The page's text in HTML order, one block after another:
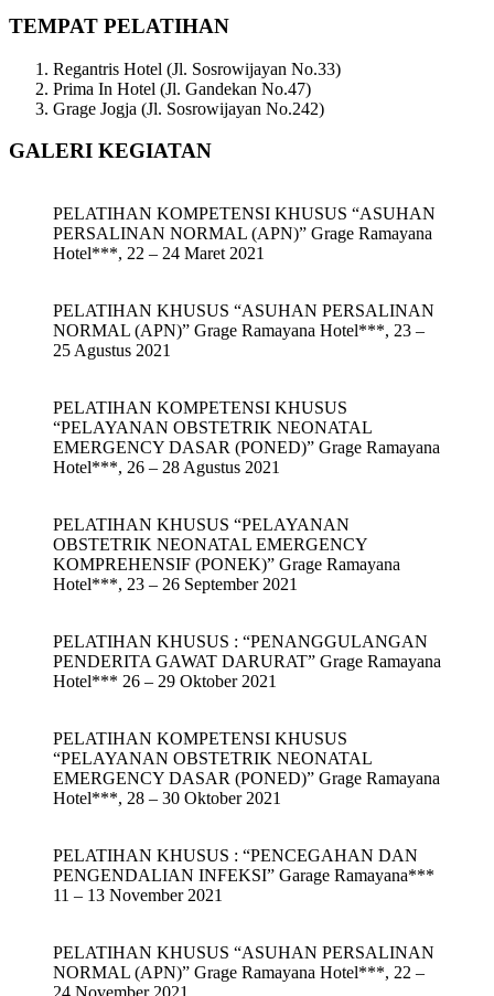
TEMPAT PELATIHAN
Regantris Hotel (Jl. Sosrowijayan No.33)
Prima In Hotel (Jl. Gandekan No.47)
Grage Jogja (Jl. Sosrowijayan No.242)
GALERI KEGIATAN
PELATIHAN KOMPETENSI KHUSUS “ASUHAN
PERSALINAN NORMAL (APN)” Grage Ramayana
Hotel***, 22 – 24 Maret 2021
PELATIHAN KHUSUS “ASUHAN PERSALINAN
NORMAL (APN)” Grage Ramayana Hotel***, 23 –
25 Agustus 2021
PELATIHAN KOMPETENSI KHUSUS
“PELAYANAN OBSTETRIK NEONATAL
EMERGENCY DASAR (PONED)” Grage Ramayana
Hotel***, 26 – 28 Agustus 2021
PELATIHAN KHUSUS “PELAYANAN
OBSTETRIK NEONATAL EMERGENCY
KOMPREHENSIF (PONEK)” Grage Ramayana
Hotel***, 23 – 26 September 2021
PELATIHAN KHUSUS : “PENANGGULANGAN
PENDERITA GAWAT DARURAT” Grage Ramayana
Hotel*** 26 – 29 Oktober 2021
PELATIHAN KOMPETENSI KHUSUS
“PELAYANAN OBSTETRIK NEONATAL
EMERGENCY DASAR (PONED)” Grage Ramayana
Hotel***, 28 – 30 Oktober 2021
PELATIHAN KHUSUS : “PENCEGAHAN DAN
PENGENDALIAN INFEKSI” Garage Ramayana***
11 – 13 November 2021
PELATIHAN KHUSUS “ASUHAN PERSALINAN
NORMAL (APN)” Grage Ramayana Hotel***, 22 –